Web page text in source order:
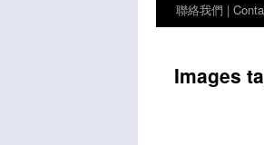
聯絡我們 |
Images